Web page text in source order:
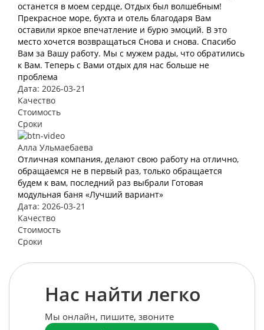
останется в моем сердце, Отдых был волшебным!
Прекрасное море, бухта и отель благодаря Вам
оставили яркое впечатление и бурю эмоций. В это
место хочется возвращаться Снова и снова. Спасибо
Вам за Вашу работу. Мы с мужем рады, что обратились
к Вам. Теперь с Вами отдых для нас больше не
проблема
Дата: 2026-03-21
Качество
Стоимость
Сроки
Алла Ульмаебаева
Отличная компания, делают свою работу на отлично,
обращаемся не в первый раз, только обращается
будем к вам, последний раз выбрали Готовая
модульная баня «Лучший вариант»
Дата: 2026-03-21
Качество
Стоимость
Сроки
Нас найти легко
Мы онлайн, пишите, звоните